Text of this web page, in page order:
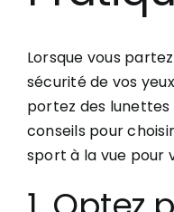
Lorsque vous
sécurité de vos
portez des lunettes
conseils pour
sport à la vue pour